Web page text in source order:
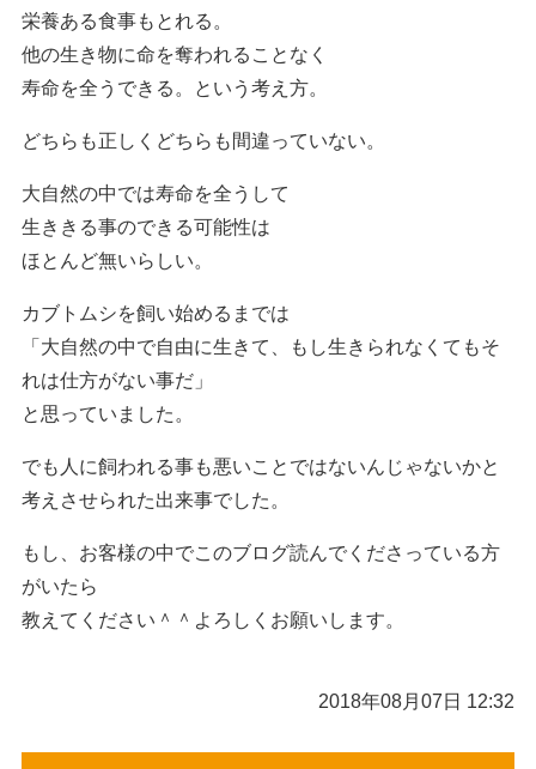
栄養ある食事もとれる。
他の生き物に命を奪われることなく
寿命を全うできる。という考え方。
どちらも正しくどちらも間違っていない。
大自然の中では寿命を全うして
生ききる事のできる可能性は
ほとんど無いらしい。
カブトムシを飼い始めるまでは
「大自然の中で自由に生きて、もし生きられなくてもそ
れは仕方がない事だ」
と思っていました。
でも人に飼われる事も悪いことではないんじゃないかと
考えさせられた出来事でした。
もし、お客様の中でこのブログ読んでくださっている方
がいたら
教えてください＾＾よろしくお願いします。
2018年08月07日 12:32